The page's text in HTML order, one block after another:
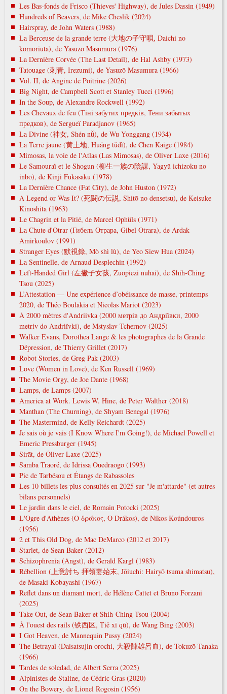
Les Bas-fonds de Frisco (Thieves' Highway), de Jules Dassin (1949)
Hundreds of Beavers, de Mike Cheslik (2024)
Hairspray, de John Waters (1988)
La Berceuse de la grande terre (大地の子守唄, Daichi no
komoriuta), de Yasuzō Masumura (1976)
La Dernière Corvée (The Last Detail), de Hal Ashby (1973)
Tatouage (刺青, Irezumi), de Yasuzō Masumura (1966)
Vol. II, de Angine de Poitrine (2026)
Big Night, de Campbell Scott et Stanley Tucci (1996)
In the Soup, de Alexandre Rockwell (1992)
Les Chevaux de feu (Тіні забутих предків, Тени забытых
предков), de Sergueï Paradjanov (1965)
La Divine (神女, Shén nǚ), de Wu Yonggang (1934)
La Terre jaune (黄土地, Huáng tǔdì), de Chen Kaige (1984)
Mimosas, la voie de l'Atlas (Las Mimosas), de Óliver Laxe (2016)
Le Samouraï et le Shogun (柳生一族の陰謀, Yagyū ichizoku no
inbō), de Kinji Fukasaku (1978)
La Dernière Chance (Fat City), de John Huston (1972)
A Legend or Was It? (死闘の伝説, Shitō no densetsu), de Keisuke
Kinoshita (1963)
Le Chagrin et la Pitié, de Marcel Ophüls (1971)
La Chute d'Otrar (Гибель Отрара, Gibel Otrara), de Ardak
Amirkoulov (1991)
Stranger Eyes (默視錄, Mò shì lù), de Yeo Siew Hua (2024)
La Sentinelle, de Arnaud Desplechin (1992)
Left-Handed Girl (左撇子女孩, Zuopiezi nuhai), de Shih-Ching
Tsou (2025)
L’Attestation — Une expérience d’obéissance de masse, printemps
2020, de Théo Boulakia et Nicolas Mariot (2023)
À 2000 mètres d'Andriivka (2000 метрів до Андріївки, 2000
metrіv do Andrіїvki), de Mstyslav Tchernov (2025)
Walker Evans, Dorothea Lange & les photographes de la Grande
Dépression, de Thierry Grillet (2017)
Robot Stories, de Greg Pak (2003)
Love (Women in Love), de Ken Russell (1969)
The Movie Orgy, de Joe Dante (1968)
Lamps, de Lamps (2007)
America at Work. Lewis W. Hine, de Peter Walther (2018)
Manthan (The Churning), de Shyam Benegal (1976)
The Mastermind, de Kelly Reichardt (2025)
Je sais où je vais (I Know Where I'm Going!), de Michael Powell et
Emeric Pressburger (1945)
Sirāt, de Óliver Laxe (2025)
Samba Traoré, de Idrissa Ouedraogo (1993)
Pic de Tarbésou et Étangs de Rabassoles
Les 10 billets les plus consultés en 2025 sur "Je m'attarde" (et autres
bilans personnels)
Le jardin dans le ciel, de Romain Potocki (2025)
L'Ogre d'Athènes (Ο δράκος, O Drákos), de Níkos Koúndouros
(1956)
2 et This Old Dog, de Mac DeMarco (2012 et 2017)
Starlet, de Sean Baker (2012)
Schizophrenia (Angst), de Gerald Kargl (1983)
Rébellion (上意討ち 拝領妻始末, Jōiuchi: Hairyō tsuma shimatsu),
de Masaki Kobayashi (1967)
Reflet dans un diamant mort, de Hélène Cattet et Bruno Forzani
(2025)
Take Out, de Sean Baker et Shih-Ching Tsou (2004)
À l'ouest des rails (铁西区, Tiě xī qū), de Wang Bing (2003)
I Got Heaven, de Mannequin Pussy (2024)
The Betrayal (Daisatsujin orochi, 大殺陣雄呂血), de Tokuzō Tanaka
(1966)
Tardes de soledad, de Albert Serra (2025)
Alpinistes de Staline, de Cédric Gras (2020)
On the Bowery, de Lionel Rogosin (1956)